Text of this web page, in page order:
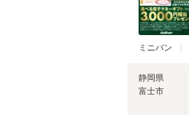
ミニバン
静岡県
富士市